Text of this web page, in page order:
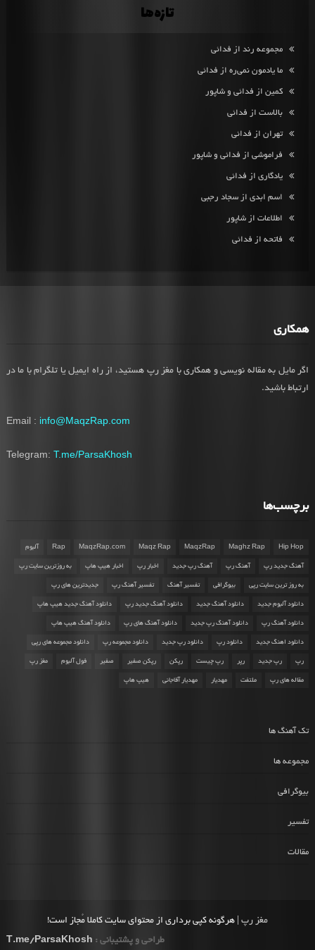
تازه‌ها
مجموعه رند از فدائی
ما یادمون نمی‌ره از فدائی
کمین از فدائی و شاپور
بالاست از فدائی
تهران از فدائی
فراموشی از فدائی و شاپور
یادگاری از فدائی
اسم ابدی از سجاد رجبی
اطلاعات از شاپور
فاتحه از فدائی
همکاری
اگر مایل به مقاله نویسی و همکاری با مغز رپ هستید، از راه ایمیل یا تلگرام با ما در
ارتباط باشید.
Email : info@MaqzRap.com
Telegram: T.me/ParsaKhosh
برچسب‌ها
Hip Hop
Maghz Rap
MaqzRap
Maqz Rap
MaqzRap.com
Rap آلبوم
آهنگ جدید رپ آهنگ رپ آهنگ رپ جدید اخبار رپ اخبار هیپ هاپ به روزترین سایت رپ
به روز ترین سایت رپی بیوگرافی تفسیر آهنگ تفسیر آهنگ رپ جدیدترین های رپ
دانلود آلبوم جدید دانلود آهنگ جدید دانلود آهنگ جدید رپ دانلود آهنگ جدید هیپ هاپ
دانلود آهنگ رپ دانلود آهنگ رپ جدید دانلود آهنگ های رپ دانلود آهنگ هیپ هاپ
دانلود اهنگ جدید دانلود رپ دانلود رپ جدید دانلود مجموعه رپ دانلود مجموعه های رپی
رپ رپ جدید رپر رپ چیست رپکن رپکن صفیر صفیر فول آلبوم مغز رپ
مقاله های رپ ملتفت مهدیار مهدیار آقاجانی هیپ هاپ
تک آهنگ ها
مجموعه ها
بیوگرافی
تفسیر
مقالات
مغز رپ | هرگونه کپی برداری از محتوای سایت کاملا مُجاز است!
طراحی و پشتیبانی : T.me/ParsaKhosh